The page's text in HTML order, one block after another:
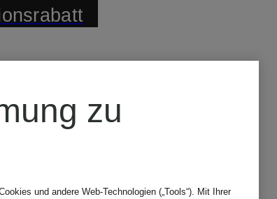
zu
und andere Web-Technologien („Tools“). Mit Ihrer